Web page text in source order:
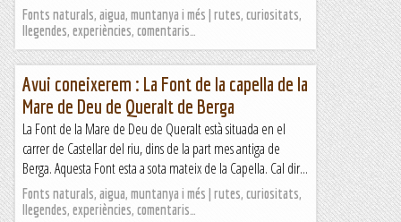
Fonts naturals, aigua, muntanya i més | rutes, curiositats,
llegendes, experiències, comentaris…
Avui coneixerem : La Font de la capella de la
Mare de Deu de Queralt de Berga
La Font de la Mare de Deu de Queralt està situada en el
carrer de Castellar del riu, dins de la part mes antiga de
Berga. Aquesta Font esta a sota mateix de la Capella. Cal dir...
Fonts naturals, aigua, muntanya i més | rutes, curiositats,
llegendes, experiències, comentaris…